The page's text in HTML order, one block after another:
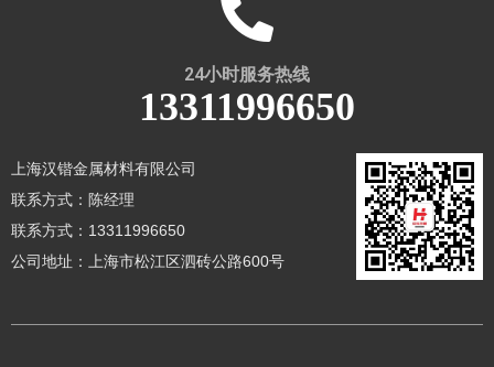
24小时服务热线
13311996650
上海汉锴金属材料有限公司
联系方式：陈经理
联系方式：13311996650
公司地址：上海市松江区泗砖公路600号